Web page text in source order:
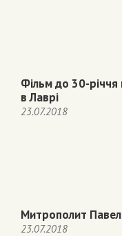
Фільм до 30-
в Лаврі
23.07.2018
Митрополит
23.07.2018